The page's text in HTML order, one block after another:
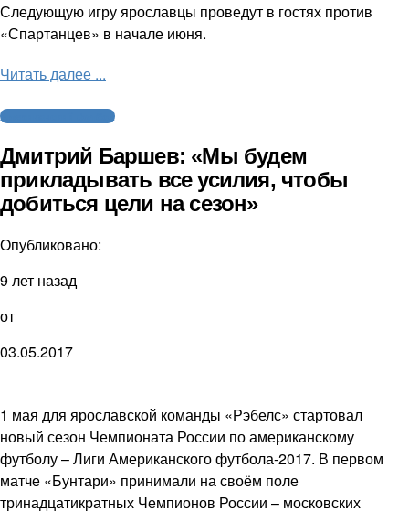
Следующую игру ярославцы проведут в гостях против
«Спартанцев» в начале июня.
Читать далее ...
Американский футбол
Дмитрий Баршев: «Мы будем
прикладывать все усилия, чтобы
добиться цели на сезон»
Опубликовано:
9 лет назад
от
03.05.2017
1 мая для ярославской команды «Рэбелс» стартовал
новый сезон Чемпионата России по американскому
футболу – Лиги Американского футбола-2017. В первом
матче «Бунтари» принимали на своём поле
тринадцатикратных Чемпионов России – московских